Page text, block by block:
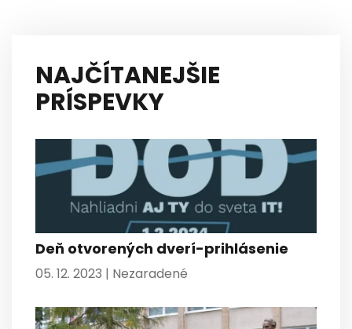
NAJČÍTANEJŠIE
PRÍSPEVKY
Deň otvorených dverí-prihlásenie
05. 12. 2023 | Nezaradené